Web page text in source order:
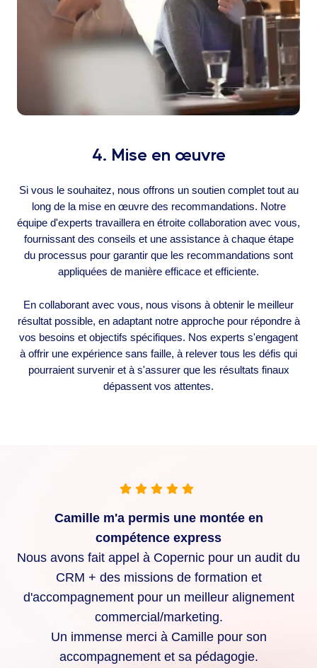
4. Mise en œuvre
Si vous le souhaitez, nous offrons un soutien complet tout au
long de la mise en œuvre des recommandations. Notre
équipe d'experts travaillera en étroite collaboration avec vous,
fournissant des conseils et une assistance à chaque étape
du processus pour garantir que les recommandations sont
appliquées de manière efficace et efficiente.
En collaborant avec vous, nous visons à obtenir le meilleur
résultat possible, en adaptant notre approche pour répondre à
vos besoins et objectifs spécifiques. Nos experts s'engagent
à offrir une expérience sans faille, à relever tous les défis qui
pourraient survenir et à s'assurer que les résultats finaux
dépassent vos attentes.
Camille m'a permis une montée en
compétence express
Nous avons fait appel à Copernic pour un audit du
CRM + des missions de formation et
d'accompagnement pour un meilleur alignement
commercial/marketing.
Un immense merci à Camille pour son
accompagnement et sa pédagogie.